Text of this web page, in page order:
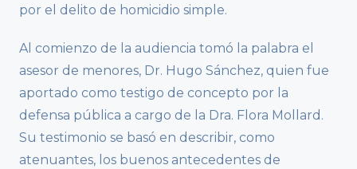
por el delito de homicidio simple.
Al comienzo de la audiencia tomó la palabra el
asesor de menores, Dr. Hugo Sánchez, quien fue
aportado como testigo de concepto por la
defensa pública a cargo de la Dra. Flora Mollard.
Su testimonio se basó en describir, como
atenuantes, los buenos antecedentes de